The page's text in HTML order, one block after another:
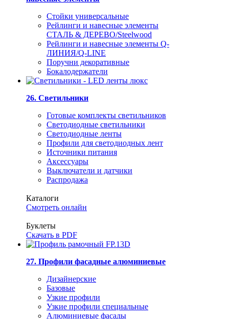
Стойки универсальные
Рейлинги и навесные элементы
СТАЛЬ & ДЕРЕВО/Steelwood
Рейлинги и навесные элементы Q-
ЛИНИЯ/Q-LINE
Поручни декоративные
Бокалодержатели
26. Светильники
Готовые комплекты светильников
Светодиодные светильники
Светодиодные ленты
Профили для светодиодных лент
Источники питания
Аксессуары
Выключатели и датчики
Распродажа
Каталоги
Смотреть онлайн
Буклеты
Скачать в PDF
27. Профили фасадные алюминиевые
Дизайнерские
Базовые
Узкие профили
Узкие профили специальные
Алюминиевые фасады